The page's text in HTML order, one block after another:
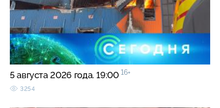
5 августа 2026 года. 19:00 16+
3254